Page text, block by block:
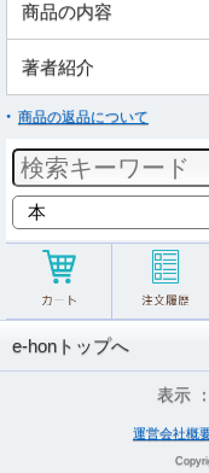
商品の内容
著者紹介
商品の返品について
e-honトップへ
表示 ：
運営会社概